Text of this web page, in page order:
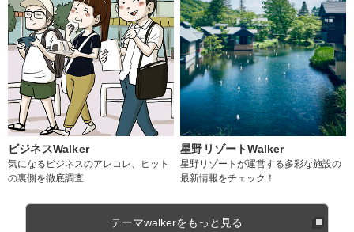
ビジネスWalker
気になるビジネスのアレコレ、ヒット
の裏側を徹底調査
星野リゾートWalker
星野リゾートが運営する多彩な施設の
最新情報をチェック！
テーマwalkerをもっと見る